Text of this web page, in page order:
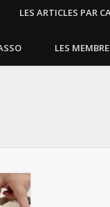
LES ARTICLES PAR
LES